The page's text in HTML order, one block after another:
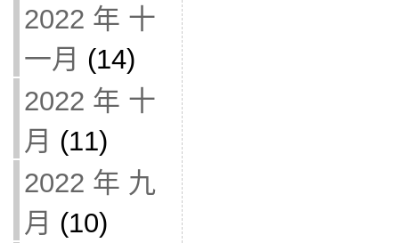
2022 年 十
一月 (14)
2022 年 十
月 (11)
2022 年 九
月 (10)